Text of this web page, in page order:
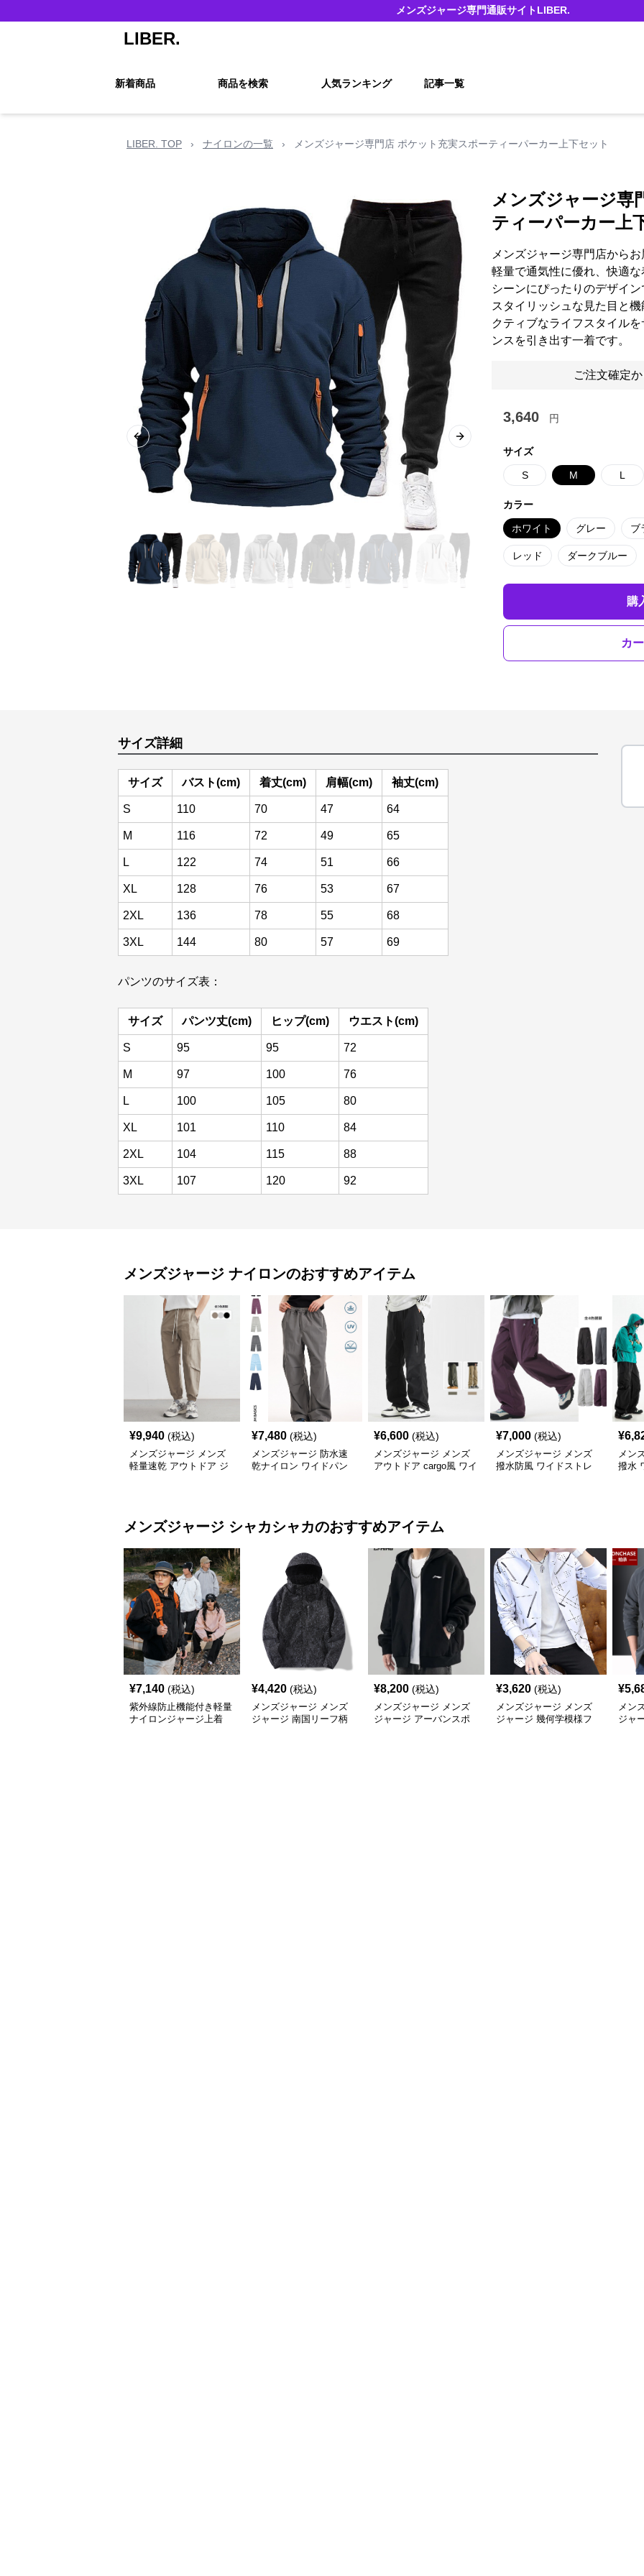
メンズジャージ専門通販サイトLIBER.
LIBER.
新着商品 商品を検索 人気ランキング 記事一覧
LIBER. TOP › ナイロンの一覧 › メンズジャージ専門店 ポケット充実スポーティーパーカー上下セット
Previous slide Next slide
メンズジャージ専
ティーパーカー上
メンズジャージ専門店から
軽量で通気性に優れ、快適
シーンにぴったりのデザイ
スタイリッシュな見た目と
クティブなライフスタイル
ンスを引き出す一着です。
ご注文確定
3,640 円
サイズ
S M L
カラー
ホワイト グレー ブ
レッド ダークブルー
購
カ
サイズ詳細
サイズ バスト(cm) 着丈(cm) 肩幅(cm) 袖丈(cm)
S 110 70 47 64
M 116 72 49 65
L 122 74 51 66
XL 128 76 53 67
2XL 136 78 55 68
3XL 144 80 57 69
パンツのサイズ表：
サイズ パンツ丈(cm) ヒップ(cm) ウエスト(cm)
S 95 95 72
M 97 100 76
L 100 105 80
XL 101 110 84
2XL 104 115 88
3XL 107 120 92
メンズジャージ ナイロンのおすすめアイテム
¥9,940 (税込)
メンズジャージ メンズ
軽量速乾 アウトドア ジ
¥7,480 (税込)
メンズジャージ 防水速
乾ナイロン ワイドパン
¥6,600 (税込)
メンズジャージ メンズ
アウトドア cargo風 ワイ
¥7,000 (税込)
メンズジャージ メンズ
撥水防風 ワイドストレ
¥
メン
撥水
メンズジャージ シャカシャカのおすすめアイテム
¥7,140 (税込)
紫外線防止機能付き軽量
ナイロンジャージ上着
¥4,420 (税込)
メンズジャージ メンズ
ジャージ 南国リーフ柄
¥8,200 (税込)
メンズジャージ メンズ
ジャージ アーバンスポ
¥3,620 (税込)
メンズジャージ メンズ
ジャージ 幾何学模様フ
¥
メン
ジャ